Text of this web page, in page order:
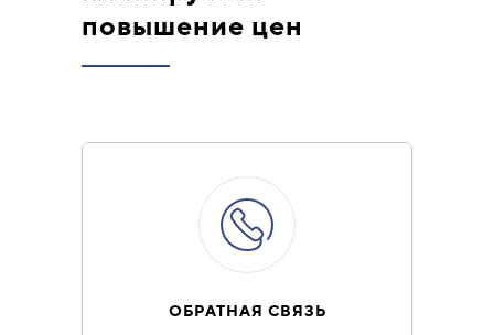
повышение цен
ОБРАТНАЯ СВЯЗЬ